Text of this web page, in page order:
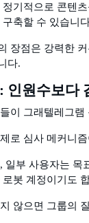
기적으로 콘텐
축할 수 있습니
장점은 강력한
다.
인원수보다
이 그래 텔레그램
로 심사 메커니
일부 사용자는 목
로봇 계정이기도
않으면 그룹의